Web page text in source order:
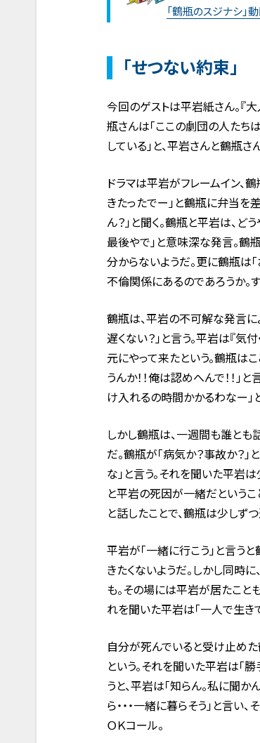
「鶴瓶のスジナシ」
「せつない約束」
今回のゲストは平岩紙さん。『
瓶さんは「ここの劇団の人たち
している」と、平岩さんと鶴瓶
ドラマは平岩がフレームイン、
きたったでー」と鶴瓶に弁当を
ん？」と聞く。鶴瓶と平岩は、
最後やで」と意味深な発言。鶴
分からないようだ。更に鶴瓶は
不倫関係にあるのであろうか。
鶴瓶は、平岩の不可解な発言に
遅くない？」と言う。平岩は『
元にやって来たという。鶴瓶は
うんか！！俺は認めへんで！！」
け入れるの時間かかるわなー
しかし鶴瓶は、一週間も誰とも
だ。鶴瓶が「病気か？事故か？」
な」と言う。それを聞いた平岩
と平岩の死因が一緒だというこ
と話したことで、鶴瓶は少しず
平岩が「一緒に行こう」と言う
きたくないようだ。しかし同時
も。その場には平岩が居たことも
れを聞いた平岩は「一人で生き
自分が死んでいると受け止めた
という。それを聞いた平岩は「勝
うと、平岩は「知らん。私に聞
ら・・・一緒に暮らそう」と言い
ＯＫコール。